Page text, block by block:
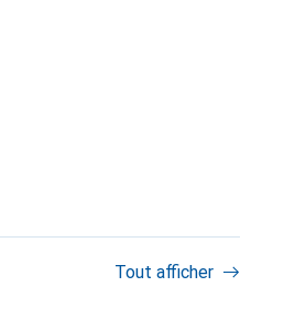
Tout afficher